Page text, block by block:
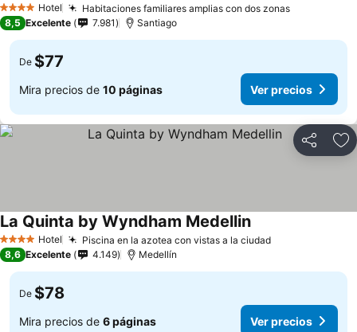
4 EstrellasHotel Habitaciones familiares amplias con dos zonas
8,5 Excelente 7.981 Santiago
De $77
Mira precios de 10 páginas Ver precios
Compartir
4 EstrellasHotel Piscina en la azotea con vistas a la ciudad
La Quinta by Wyndham Medellin
8,6 Excelente 4.149 Medellín
De $78
Mira precios de 6 páginas Ver precios